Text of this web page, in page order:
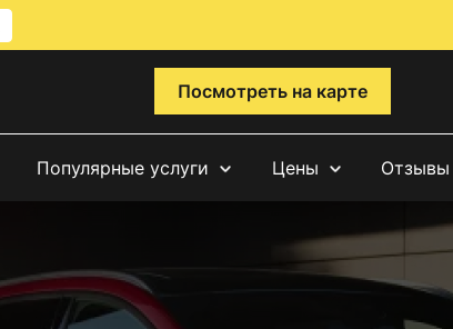
Посмотреть на карте
Популярные услуги Цены Отзывы